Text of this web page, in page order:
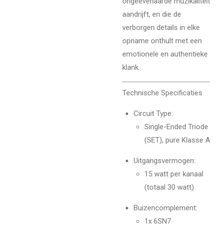
aandrijft, en die de
verborgen details in elke
opname onthult met een
emotionele en authentieke
klank.
Technische Specificaties
Circuit Type:
Single-Ended Triode
(SET), pure Klasse A
Uitgangsvermogen:
15 watt per kanaal
(totaal 30 watt)
Buizencomplement:
1x 6SN7